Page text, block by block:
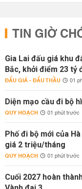
TIN GIỜ
Gia Lai đấu giá khu
Bắc, khởi điểm 23 tỷ
ĐẤU GIÁ - ĐẤU THẦU 01
Diện mạo cầu đi bộ
QUY HOẠCH 01 phút trước
Phố đi bộ mới của
giá 2 triệu/tháng
QUY HOẠCH 01 phút trước
Cuối 2027 hoàn